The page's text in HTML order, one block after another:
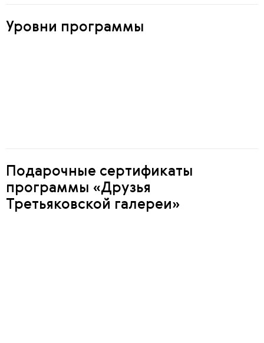
Уровни программы
Уровень I / Карта 60+ (для тех, кому исполнилось 60 лет)
4 800 ₽
Подарочные сертификаты
программы «Друзья
Третьяковской галереи»